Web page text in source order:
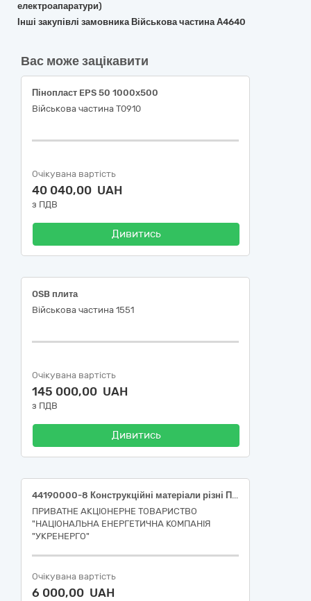
електроапаратури)
Інші закупівлі замовника Військова частина А4640
Вас може зацікавити
Пінопласт EPS 50 1000х500
Військова частина Т0910
Очікувана вартість
40 040,00 UAH
з ПДВ
Дивитись
OSB плита
Військова частина 1551
Очікувана вартість
145 000,00 UAH
з ПДВ
Дивитись
44190000-8 Конструкційні матеріали різні Плити та цвяхи (Південне ТУОМ)
ПРИВАТНЕ АКЦІОНЕРНЕ ТОВАРИСТВО
"НАЦІОНАЛЬНА ЕНЕРГЕТИЧНА КОМПАНІЯ
"УКРЕНЕРГО"
Очікувана вартість
6 000,00 UAH